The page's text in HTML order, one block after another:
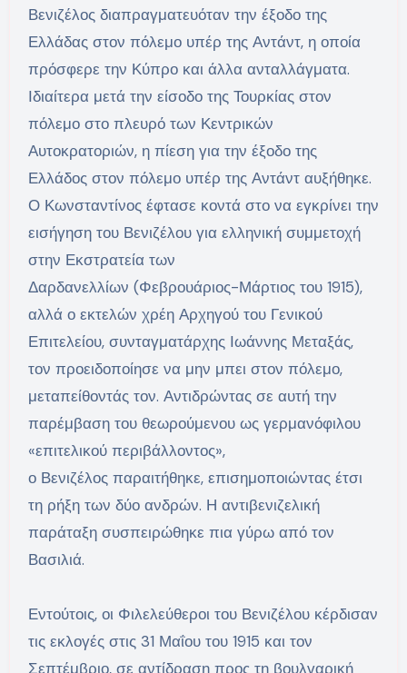
Βενιζέλος διαπραγματευόταν την έξοδο της
Ελλάδας στον πόλεμο υπέρ της Αντάντ, η οποία
πρόσφερε την Κύπρο και άλλα ανταλλάγματα.
Ιδιαίτερα μετά την είσοδο της Τουρκίας στον
πόλεμο στο πλευρό των Κεντρικών
Αυτοκρατοριών, η πίεση για την έξοδο της
Ελλάδος στον πόλεμο υπέρ της Αντάντ αυξήθηκε.
Ο Κωνσταντίνος έφτασε κοντά στο να εγκρίνει την
εισήγηση του Βενιζέλου για ελληνική συμμετοχή
στην Εκστρατεία των
Δαρδανελλίων (Φεβρουάριος-Μάρτιος του 1915),
αλλά ο εκτελών χρέη Αρχηγού του Γενικού
Επιτελείου, συνταγματάρχης Ιωάννης Μεταξάς,
τον προειδοποίησε να μην μπει στον πόλεμο,
μεταπείθοντάς τον. Αντιδρώντας σε αυτή την
παρέμβαση του θεωρούμενου ως γερμανόφιλου
«επιτελικού περιβάλλοντος»,
ο Βενιζέλος παραιτήθηκε, επισημοποιώντας έτσι
τη ρήξη των δύο ανδρών. Η αντιβενιζελική
παράταξη συσπειρώθηκε πια γύρω από τον
Βασιλιά.
Εντούτοις, οι Φιλελεύθεροι του Βενιζέλου κέρδισαν
τις εκλογές στις 31 Μαΐου του 1915 και τον
Σεπτέμβριο, σε αντίδραση προς τη βουλγαρική